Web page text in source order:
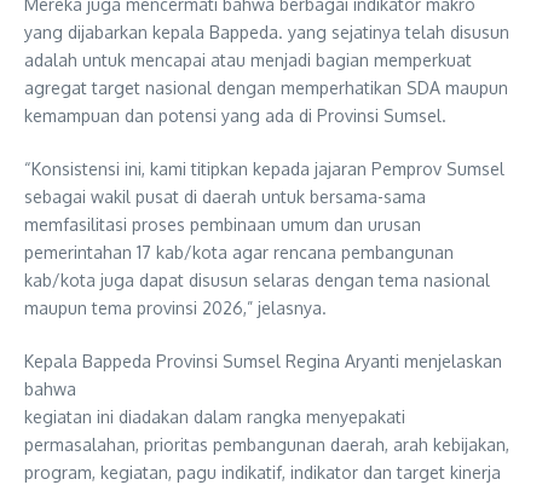
Mereka juga mencermati bahwa berbagai indikator makro
yang dijabarkan kepala Bappeda. yang sejatinya telah disusun
adalah untuk mencapai atau menjadi bagian memperkuat
agregat target nasional dengan memperhatikan SDA maupun
kemampuan dan potensi yang ada di Provinsi Sumsel.
“Konsistensi ini, kami titipkan kepada jajaran Pemprov Sumsel
sebagai wakil pusat di daerah untuk bersama-sama
memfasilitasi proses pembinaan umum dan urusan
pemerintahan 17 kab/kota agar rencana pembangunan
kab/kota juga dapat disusun selaras dengan tema nasional
maupun tema provinsi 2026,” jelasnya.
Kepala Bappeda Provinsi Sumsel Regina Aryanti menjelaskan
bahwa
kegiatan ini diadakan dalam rangka menyepakati
permasalahan, prioritas pembangunan daerah, arah kebijakan,
program, kegiatan, pagu indikatif, indikator dan target kinerja